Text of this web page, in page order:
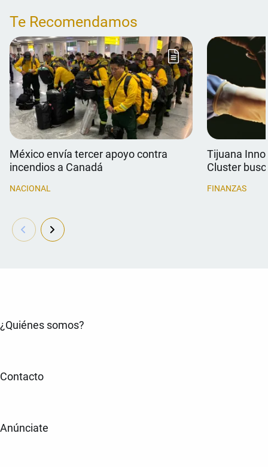
Te Recomendamos
México envía tercer apoyo contra
incendios a Canadá
NACIONAL
Tijuana
Cluster
FINANZAS
¿Quiénes somos?
Contacto
Anúnciate